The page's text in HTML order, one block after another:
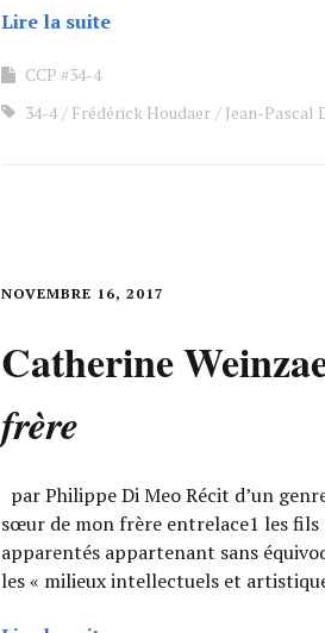
Lire la suite
CCP #34-4
34-4
Frédérick Houdaer Jean-Pascal
NOVEMBRE 16, 2017
Catherine
frère
par Philippe Di Meo Récit d’un
sœur de mon frère entrelace1 les fils
apparentés appartenant sans
les « milieux intellectuels et